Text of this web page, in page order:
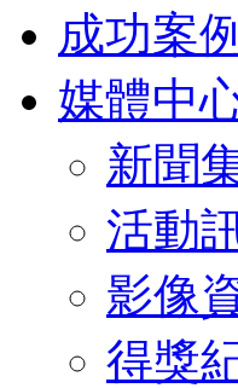
成功案例
媒體中
新聞
活動
影像
得獎